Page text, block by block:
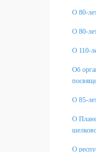
О 80-
О 80-
О 110-
Об
О 85-
О
О